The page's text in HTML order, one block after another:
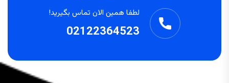
لطفا همین الان تماس بگیرید!
02122364523